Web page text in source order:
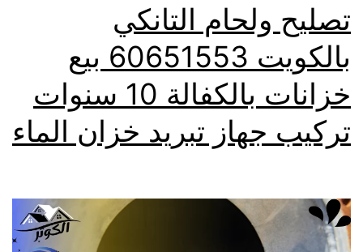
تصليح ولحام التانكي
بالكويت 60651553 بيع
خزانات بالكفالة 10 سنوات
تركيب جهاز تبريد خزان الماء